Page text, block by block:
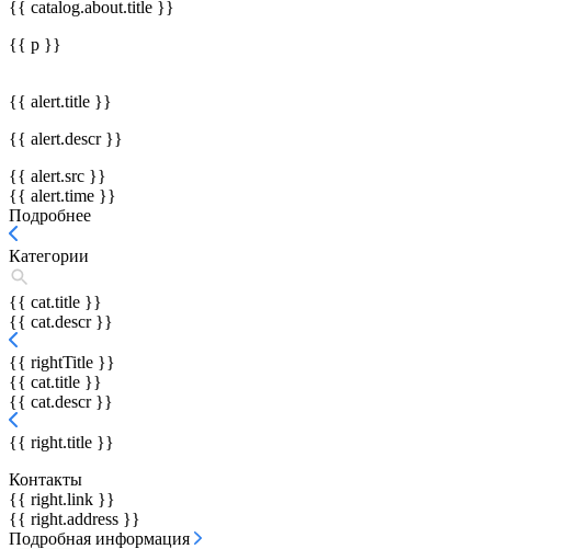
{{ catalog.about.title }}
{{ p }}
{{ alert.title }}
{{ alert.descr }}
{{ alert.src }}
{{ alert.time }}
Подробнее
Категории
{{ cat.title }}
{{ cat.descr }}
{{ rightTitle }}
{{ cat.title }}
{{ cat.descr }}
{{ right.title }}
Контакты
{{ right.link }}
{{ right.address }}
Подробная информация